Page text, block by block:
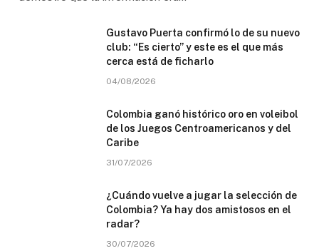
Gustavo Puerta confirmó lo de su nuevo
club: “Es cierto” y este es el que más
cerca está de ficharlo
04/08/2026
Colombia ganó histórico oro en voleibol
de los Juegos Centroamericanos y del
Caribe
31/07/2026
¿Cuándo vuelve a jugar la selección de
Colombia? Ya hay dos amistosos en el
radar?
30/07/2026